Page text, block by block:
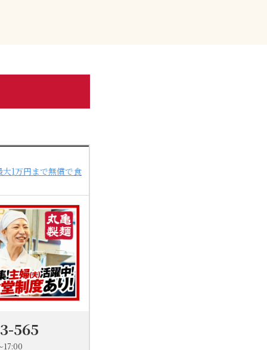
1万円まで無償で食
565
17:00